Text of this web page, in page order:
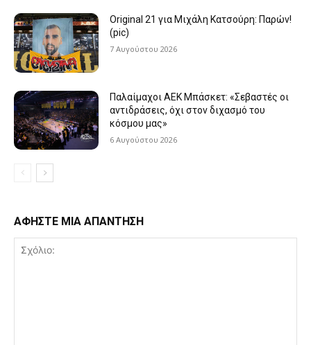
Original 21 για Μιχάλη Κατσούρη: Παρών!
(pic)
7 Αυγούστου 2026
Παλαίμαχοι ΑΕΚ Μπάσκετ: «Σεβαστές οι
αντιδράσεις, όχι στον διχασμό του
κόσμου μας»
6 Αυγούστου 2026
ΑΦΗΣΤΕ ΜΙΑ ΑΠΑΝΤΗΣΗ